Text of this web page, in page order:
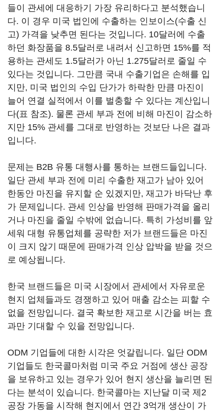
들이 관세에 대응하기 가장 유리하다고 분석했습니
다. 이 경우 미국 법인에 수출하는 인보이스(수출 신
고) 가격을 낮추면 된다는 것입니다. 10달러에 수출
하던 화장품을 8.5달러로 내려서 신고하면 15%를 적
용하는 관세도 1.5달러가 아닌 1.275달러로 줄일 수
있다는 것입니다. 그만큼 국내 수출기업은 손해를 입
지만, 미국 법인의 수입 단가가 하락한 만큼 마진이
늘어 연결 실적에서 이를 벌충할 수 있다는 계산입니
다(표 참조). 물론 관세 부과 전에 비해 마진이 감소하
지만 15% 관세를 그대로 반영하는 것보단 나은 결과
입니다.
문제는 B2B 유통 대행사를 통하는 브랜드들입니다.
일단 관세 부과 전에 미리 수출한 재고가 남아 있어
한동안 마진을 유지할 순 있겠지만, 재고가 바닥난 후
가 문제입니다. 관세 인상을 반영해 판매가격을 올리
거나 마진을 줄일 수밖에 없습니다. 특히 가성비를 앞
세워 대형 유통업체를 공략한 저가 브랜드들은 마진
이 크지 않기 때문에 판매가격 인상 압박을 받을 것으
로 예상됩니다.
한국 브랜드들은 미국 시장에서 관세에서 자유로운
현지 업체들과도 경쟁하고 있어 매출 감소는 피할 수
없을 전망입니다. 결국 확보한 재고로 시간을 버는 효
과만 기대할 수 있을 전망입니다.
ODM 기업들에 대한 시각은 엇갈립니다. 일단 ODM
기업들도 한국콜마처럼 미국 주요 거점에 생산 공장
을 보유하고 있는 경우가 있어 현지 생산을 늘리면 된
다는 분석이 있습니다. 한국콜마는 지난달 미국 제2
공장 가동을 시작해 현지에서 연간 3억개 생산이 가